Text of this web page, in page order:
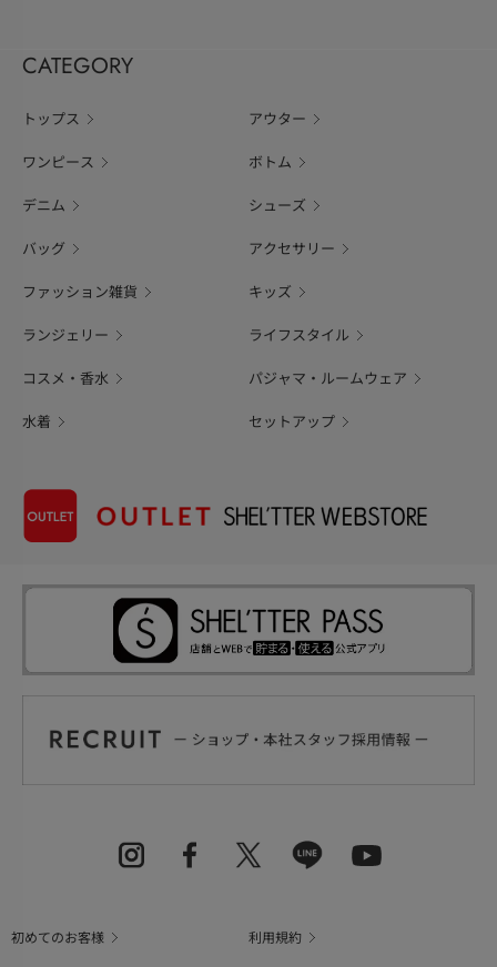
CATEGORY
トップス アウター
ワンピース ボトム
デニム シューズ
バッグ アクセサリー
ファッション雑貨 キッズ
ランジェリー ライフスタイル
コスメ・香水 パジャマ・ルームウェア
水着 セットアップ
初めてのお客様 利用規約